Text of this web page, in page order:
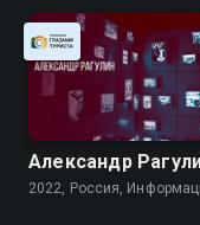
Александр
2022, Россия,